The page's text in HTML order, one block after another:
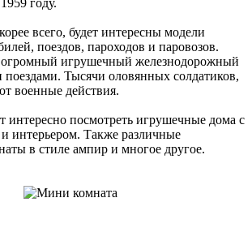
всего, будет интересны модели
поездов, пароходов и паровозов.
огромный игрушечный железнодорожный
поездами. Тысячи оловянных солдатиков,
военные действия.
интересно посмотреть игрушечные дома с
интерьером. Также различные
в стиле ампир и многое другое.